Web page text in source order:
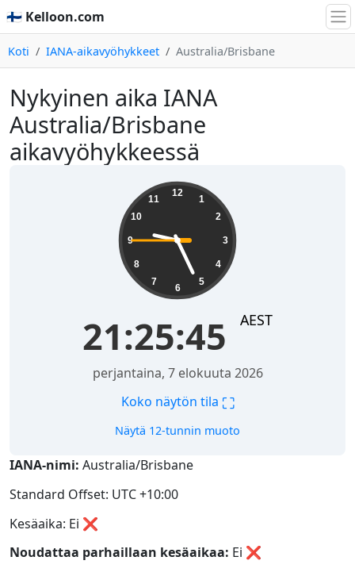
🇫🇮 Kelloon.com
Koti IANA-aikavyöhykkeet Australia/Brisbane
Nykyinen aika IANA
Australia/Brisbane
aikavyöhykkeessä
12
1
2
3
4
5
6
7
8
9
10
11
21:25:45 AEST
perjantaina, 7 elokuuta 2026
Koko näytön tila ⛶
Näytä 12-tunnin muoto
IANA-nimi: Australia/Brisbane
Standard Offset: UTC +10:00
Kesäaika: Ei ❌
Noudattaa parhaillaan kesäaikaa: Ei ❌